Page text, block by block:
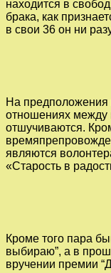
находится в
брака, как
в свои 36 он ни
На предположения
отношениях между
отшучиваются.
являются
«Старость в
Кроме того пара
выбираю”, а в
вручении премии